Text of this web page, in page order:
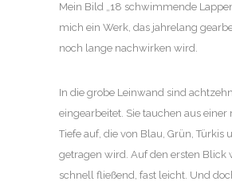
Mein Bild „18 schwimmende
mich ein Werk, das jahrelang
noch lange nachwirken wird.
In die grobe Leinwand sind
eingearbeitet. Sie tauchen aus einer
Tiefe auf, die von Blau, Grün, Türkis
getragen wird. Auf den ersten Blick
schnell fließend, fast leicht. Und